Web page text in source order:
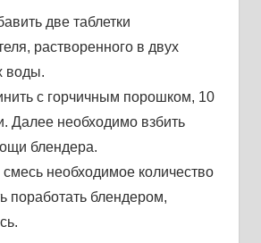
две таблетки
растворенного в двух
воды.
с горчичным порошком, 10
Далее необходимо взбить
блендера.
необходимое количество
поработать блендером,